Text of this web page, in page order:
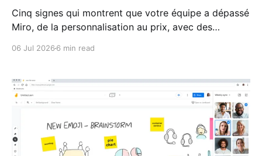
Cinq signes qui montrent que votre équipe a dépassé
Miro, de la personnalisation au prix, avec des
06 Jul 2026 6 min read